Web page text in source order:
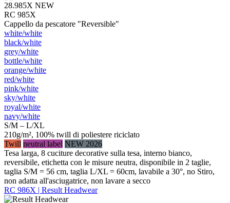
28.985X NEW
RC 985X
Cappello da pescatore "Reversible"
white/​white
black/​white
grey/​white
bottle/​white
orange/​white
red/​white
pink/​white
sky/​white
royal/​white
navy/​white
S/M – L/XL
210g/m², 100% twill di poliestere riciclato
Twill neutral label NEW 2026
Tesa larga, 8 cuciture decorative sulla tesa, interno bianco,
reversibile, etichetta con le misure neutra, disponibile in 2 taglie,
taglia S/M = 56 cm, taglia L/XL = 60cm, lavabile a 30°, no Stiro,
non adatta all'asciugatrice, non lavare a secco
RC 986X | Result Headwear